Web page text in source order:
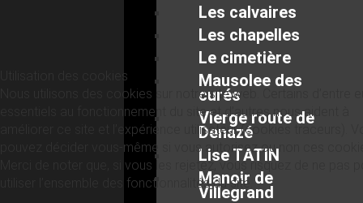
Les calvaires
Les chapelles
Le cimetière
Mausolee des
curés
Vierge route de
Denazé
Lise TATIN
Manoir de
Villegrand
Utilisation des cookies
Nous utilisons des cookies sur notre site web. Certains d’entre
essentiels au fonctionnement du site et d’autres nous aident à
améliorer ce site et l’expérience utilisateur (cookies traceurs).
pouvez décider vous-même si vous autorisez ou non ces
Merci de noter que, si vous les rejetez, vous risquez de ne pas
utiliser l’ensemble des fonctionnalités du site.